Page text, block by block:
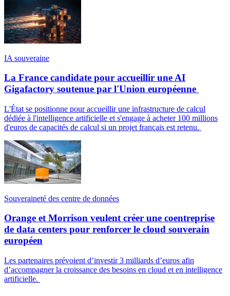
IA souveraine
La France candidate pour accueillir une AI
Gigafactory soutenue par l'Union européenne
L'État se positionne pour accueillir une infrastructure de calcul
dédiée à l'intelligence artificielle et s'engage à acheter 100 millions
d'euros de capacités de calcul si un projet français est retenu.
Souveraineté des centre de données
Orange et Morrison veulent créer une coentreprise
de data centers pour renforcer le cloud souverain
européen
Les partenaires prévoient d’investir 3 milliards d’euros afin
d’accompagner la croissance des besoins en cloud et en intelligence
artificielle.